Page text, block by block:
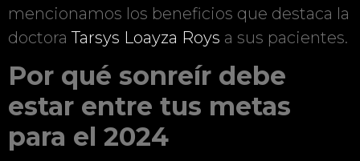
mencionamos los beneficios que destaca la
doctoraTarsys Loayza Roys a sus pacientes.
Por qué sonreír debe
estar entre tus metas
para el 2024